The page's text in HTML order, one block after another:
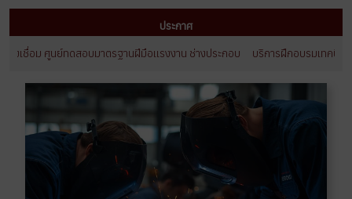
ประกาศ
ชื่อม ศูนย์ทดสอบมาตรฐานฝีมือเเรงงาน ช่างประกอบ
บริการฝึกอบรมเทคนิคการ